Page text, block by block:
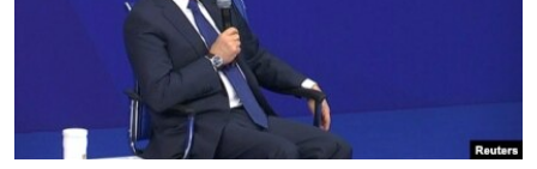
РАСПИСАНИЕ ВЕЩАНИЯ
ПОДПИШИТЕСЬ НА РАССЫЛКУ
СОЦИАЛЬНЫЕ СЕТИ